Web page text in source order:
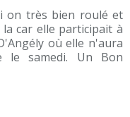
on très bien roulé et
car elle participait à
où elle n'aura
le samedi. Un Bon